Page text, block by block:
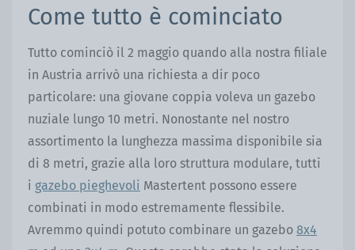
Come tutto è cominciato
Tutto cominciò il 2 maggio quando alla nostra filiale
in Austria arrivò una richiesta a dir poco
particolare: una giovane coppia voleva un gazebo
nuziale lungo 10 metri. Nonostante nel nostro
assortimento la lunghezza massima disponibile sia
di 8 metri, grazie alla loro struttura modulare, tutti
i gazebo pieghevoli Mastertent possono essere
combinati in modo estremamente flessibile.
Avremmo quindi potuto combinare un gazebo 8x4